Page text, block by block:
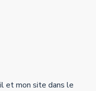
et mon site dans le